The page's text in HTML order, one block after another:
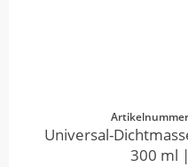
Universal-
300 ml